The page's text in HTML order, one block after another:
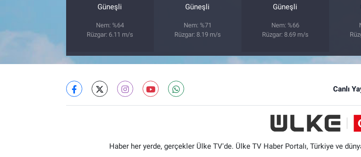
Güneşli
Nem: %64
Rüzgar: 6.11 m/s
Güneşli
Nem: %71
Rüzgar: 8.19 m/s
Güneşli
Nem: %66
Rüzgar: 8.69 m/s
Canlı
Haber her yerde, gerçekler Ülke TV'de. Ülke TV Haber Portalı, Türkiye ve